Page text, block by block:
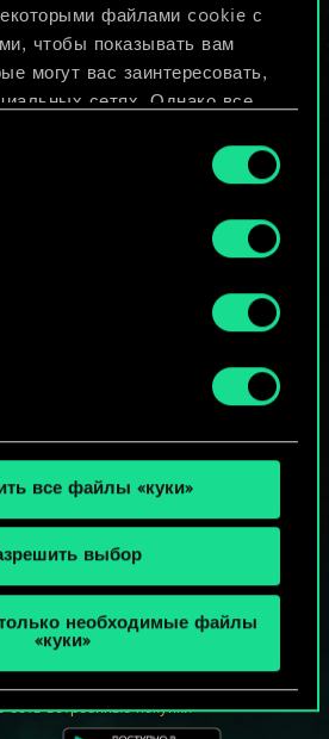
файлами cookie с
чтобы показывать вам
могут вас заинтересовать,
сетях. Однако все
информацию о том, как мы
cookie, и изменить
все файлы «куки»
выбор
только необходимые файлы
«куки»
ИЛИ
В ГВИНТ?
ИГРАТЬ
НА ПК
есть встроенные покупки